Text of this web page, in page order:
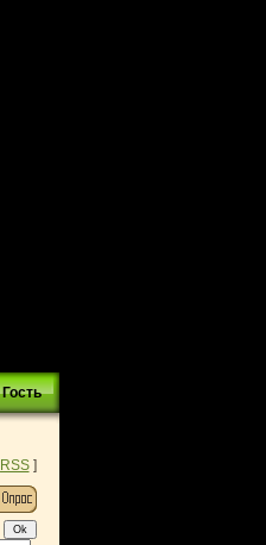
Гость
RSS]